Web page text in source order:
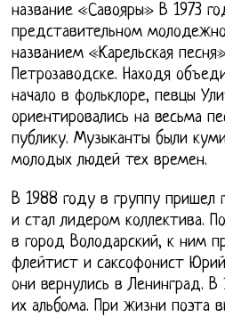
название «Савояры» В 1973
представительном
названием «Карельская
Петрозаводске. Находя
начало в фольклоре, певцы
ориентировались на весьма
публику. Музыканты были
молодых людей тех времен.
В 1988 году в группу пришел
и стал лидером коллектива.
в город Володарский, к ним
флейтист и саксофонист
они вернулись в Ленинград.
их альбома. При жизни поэта